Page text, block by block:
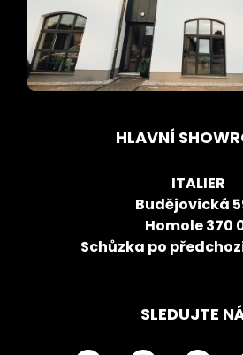
HLAVNÍ
ITALIER
Budějovická
Homole 370
Schůzka po
SLEDUJTE